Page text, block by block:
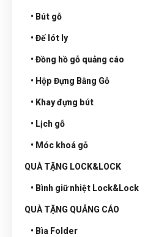
• Bút gỗ
• Đế lót ly
• Đồng hồ gỗ quảng cáo
• Hộp Đựng Bằng Gỗ
• Khay đựng bút
• Lịch gỗ
• Móc khoá gỗ
QUÀ TẶNG LOCK&LOCK
• Bình giữ nhiệt Lock&Lock
QUÀ TẶNG QUẢNG CÁO
• Bìa Folder